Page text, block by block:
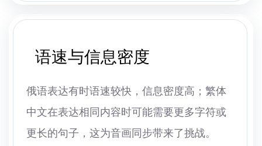
语速与信息密度
俄语表达有时语速较快，信息密度高；繁体
中文在表达相同内容时可能需要更多字符或
更长的句子，这为音画同步带来了挑战。